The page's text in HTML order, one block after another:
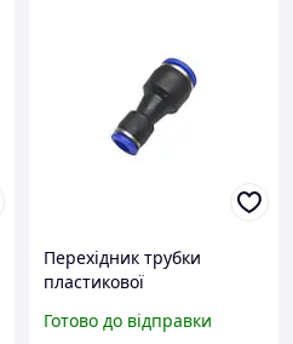
Перехідник трубки
пластикової
Airkraft
Готово до відправки